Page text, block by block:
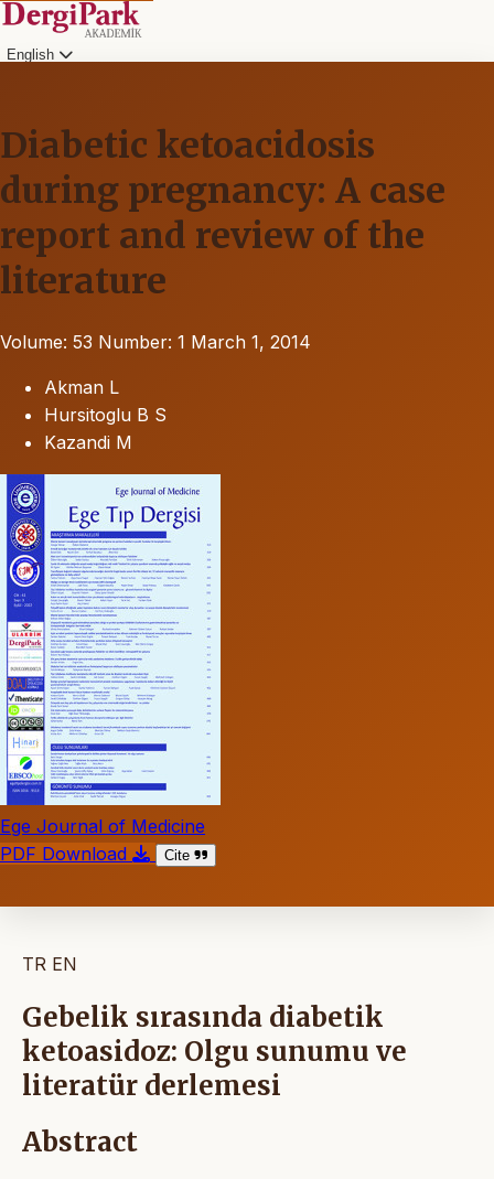
English
Diabetic ketoacidosis
during pregnancy: A case
report and review of the
literature
Volume: 53 Number: 1 March 1, 2014
Akman L
Hursitoglu B S
Kazandi M
Ege Journal of Medicine
PDF Download
Cite
TR EN
Gebelik sırasında diabetik
ketoasidoz: Olgu sunumu ve
literatür derlemesi
Abstract